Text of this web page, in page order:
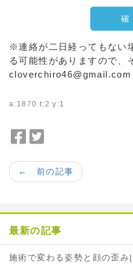
※連絡が二日経ってもない
る可能性がありますので、
cloverchiro46@gmail.com
a:1870 t:2 y:1
c
e
o
k
シ
i
t
r
で
ェ
← 前の記事
最新の記事
施術で変わる姿勢と顔の歪